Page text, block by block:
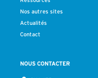
Nos autres sites
Actualités
Contact
NOUS CONTACTER